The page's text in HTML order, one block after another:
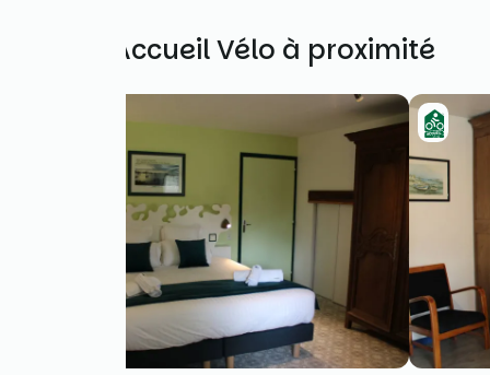
Autres Accueil Vélo à proximité